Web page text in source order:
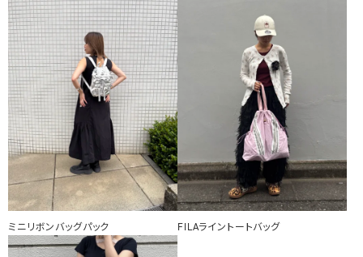
ミニリボンバッグパック FILAライントートバッグ